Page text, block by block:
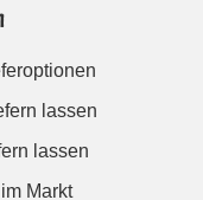
lassen
lassen
Markt